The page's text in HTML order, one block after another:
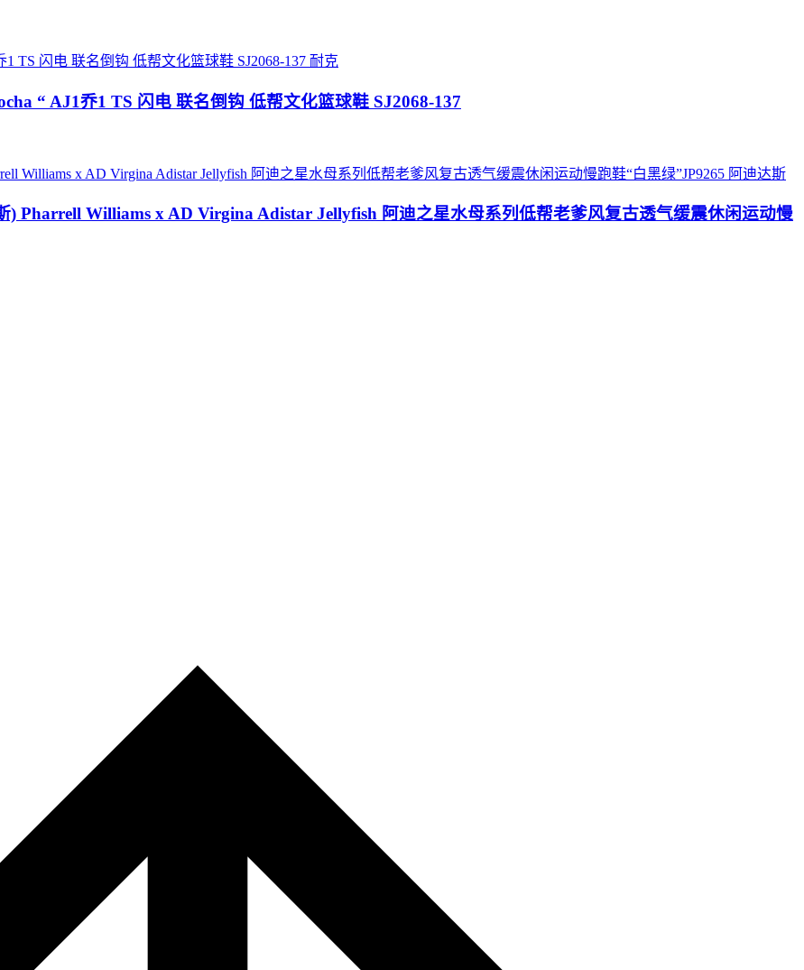
耐克
“ AJ1乔1 TS 闪电 联名倒钩 低帮文化篮球鞋 SJ2068-137
阿迪达斯
) Pharrell Williams x AD Virgina Adistar Jellyfish 阿迪之星水母系列低帮老爹风复古透气缓震休闲运动慢